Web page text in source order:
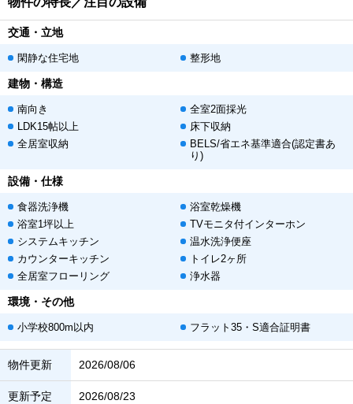
交通・立地
閑静な住宅地 整形地
建物・構造
南向き
全室2面採光
LDK15帖以上
床下収納
全居室収納
BELS/省エネ基準適合(認定書あ
り)
設備・仕様
食器洗浄機
浴室乾燥機
浴室1坪以上
TVモニタ付インターホン
システムキッチン
温水洗浄便座
カウンターキッチン
トイレ2ヶ所
全居室フローリング
浄水器
環境・その他
小学校800m以内 フラット35・S適合証明書
物件更新 2026/08/06
更新予定 2026/08/23